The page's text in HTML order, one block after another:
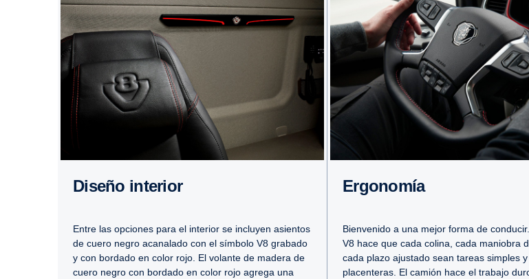
Diseño interior
Entre las opciones para el interior se incluyen asientos
de cuero negro acanalado con el símbolo V8 grabado
y con bordado en color rojo. El volante de madera de
cuero negro con bordado en color rojo agrega una
Ergonomía
Bienvenido a una mejor forma de
V8 hace que cada colina, cada maniobra
cada plazo ajustado sean tareas simples y
placenteras. El camión hace el trabajo